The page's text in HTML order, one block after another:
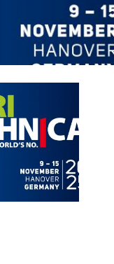
для Bondioli &